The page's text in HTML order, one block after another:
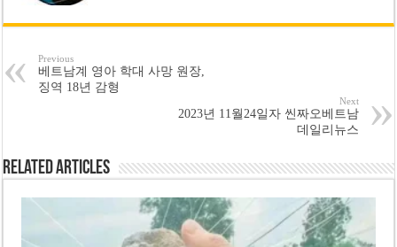
Previous
베트남계 영아 학대 사망 원장,
징역 18년 감형
Next
2023년 11월24일자 씬짜오베트남
데일리뉴스
Related Articles